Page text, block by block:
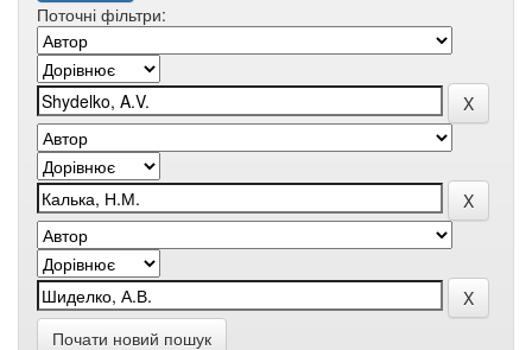
Поточні фільтри:
Почати новий пошук